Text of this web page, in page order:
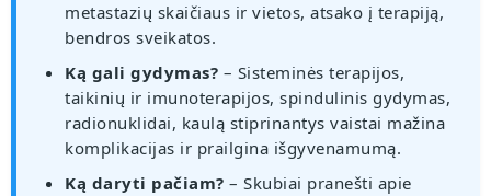
metastazių skaičiaus ir vietos, atsako į terapiją,
bendros sveikatos.
Ką gali gydymas? – Sisteminės terapijos,
taikinių ir imunoterapijos, spindulinis gydymas,
radionuklidai, kaulą stiprinantys vaistai mažina
komplikacijas ir prailgina išgyvenamumą.
Ką daryti pačiam? – Skubiai pranešti apie